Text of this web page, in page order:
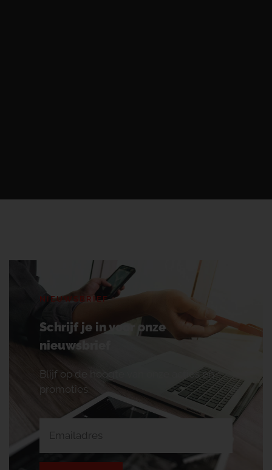
NIEUWSBRIEF
Schrijf je in voor onze
nieuwsbrief
Blijf op de hoogte van onze acties en
promoties.